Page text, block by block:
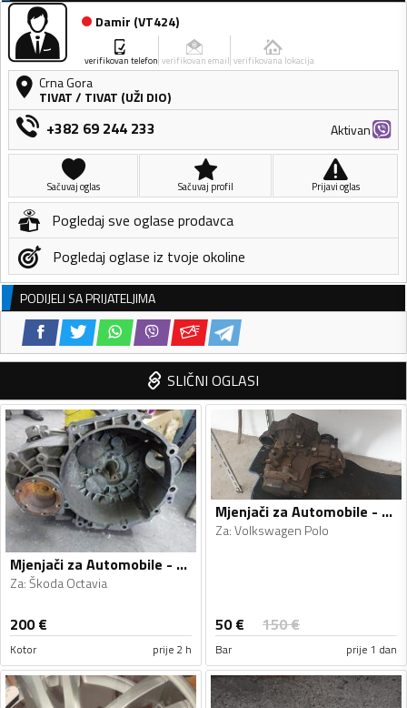
Damir (VT424)
verifikovan telefon verifikovan email verifikovana lokacija
Crna Gora
TIVAT/ TIVAT (UŽI DIO)
+382 69 244 233 Aktivan
Sačuvaj oglas Sačuvaj profil Prijavi oglas
Pogledaj sve oglase prodavca
Pogledaj oglase iz tvoje okoline
PODIJELI SA PRIJATELJIMA
SLIČNI OGLASI
Mjenjači za Automobile - Škoda - Octavia - 2009
Za:Škoda Octavia
200€
Kotor prije 2 h
Mjenjači za Automobile - Volkswagen - Polo - 2010
Za:Volkswagen Polo
50€ 150€
Bar prije 1 dan